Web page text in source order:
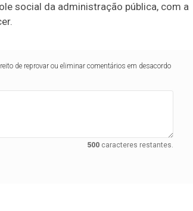
social da administração pública, com a
de reprovar ou eliminar comentários em desacordo
500caracteres restantes.